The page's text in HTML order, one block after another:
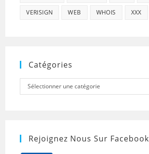
VERISIGN WEB WHOIS XXX
Catégories
Catégories
Sélectionner une catégorie
Rejoignez Nous Sur Facebook